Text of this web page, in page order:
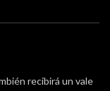
recibirá un vale